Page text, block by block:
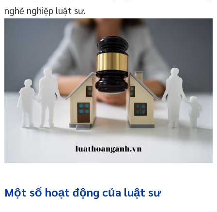
nghề nghiệp luật sư.
Một số hoạt động của luật sư